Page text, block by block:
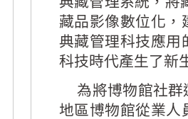
藏品影像數位化，
典藏管理科技應用
科技時代產生了新
為將博物館社
地區博物館從業人